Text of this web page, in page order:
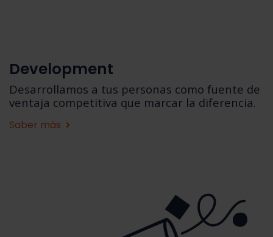
Development
Desarrollamos a tus personas como fuente de
ventaja competitiva que marcar la diferencia.
Saber más